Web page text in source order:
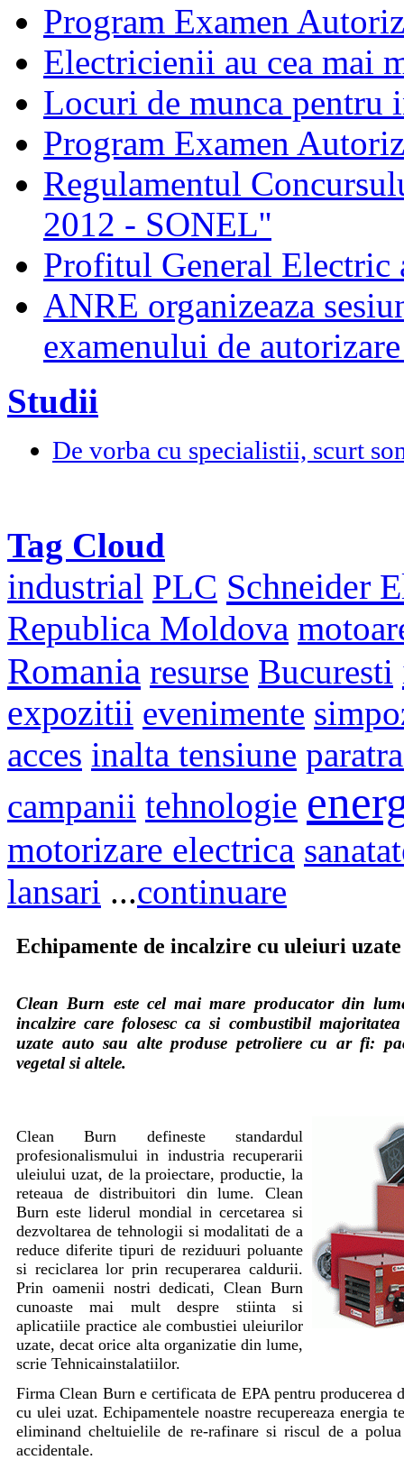
Program Examen
Electricienii au cea mai
Locuri de munca pentru
Program Examen
Regulamentul
2012 - SONEL''
Profitul General Electric
ANRE organizeaza
examenului de
Studii
De vorba cu specialistii, scurt
Tag Cloud
industrial PLC Schneider
Republica Moldova
Romania resurse Bucuresti
expozitii evenimente
acces inalta tensiune
campanii tehnologie
motorizare electrica
lansari ...continuare
Echipamente de incalzire cu uleiuri uzate
Clean Burn este cel mai mare producator din
incalzire care folosesc ca si combustibil
uzate auto sau alte produse petroliere cu ar fi:
vegetal si altele.
Clean Burn defineste standardul
profesionalismului in industria recuperarii
uleiului uzat, de la proiectare, productie, la
reteaua de distribuitori din lume. Clean
Burn este liderul mondial in cercetarea si
dezvoltarea de tehnologii si modalitati de a
reduce diferite tipuri de reziduuri poluante
si reciclarea lor prin recuperarea caldurii.
Prin oamenii nostri dedicati, Clean Burn
cunoaste mai mult despre stiinta si
aplicatiile practice ale combustiei uleiurilor
uzate, decat orice alta organizatie din lume,
scrie Tehnicainstalatiilor.
Firma Clean Burn e certificata de EPA pentru producerea
cu ulei uzat. Echipamentele noastre recupereaza energia
eliminand cheltuielile de re-rafinare si riscul de a
accidentale.